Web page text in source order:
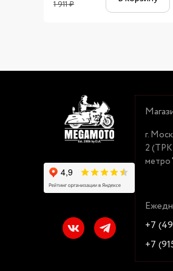
1 911₽
г.
2 (ТРК
метро
+7
+7